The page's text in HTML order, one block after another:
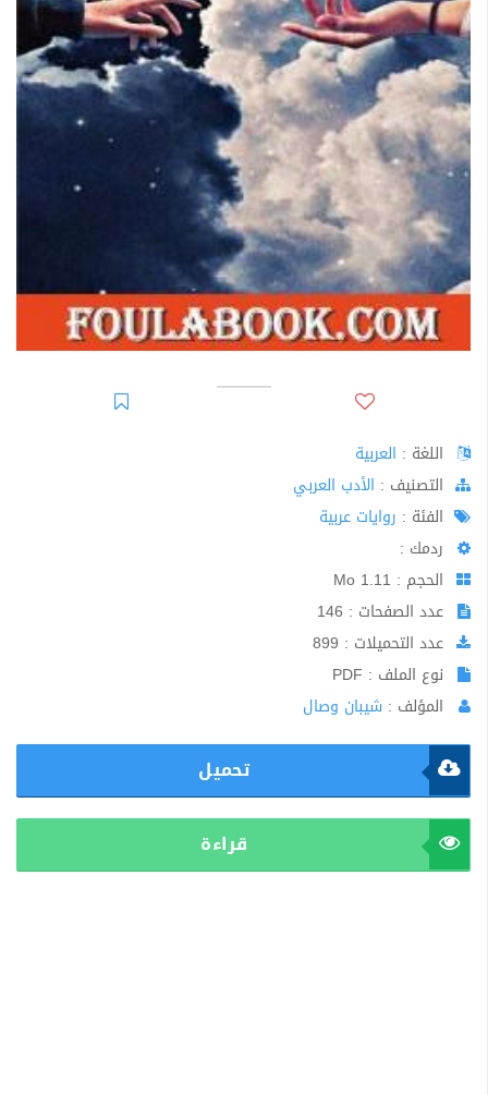
اللغة : العربية
اﻟﺘﺼﻨﻴﻒ : الأدب العربي
الفئة : روايات عربية
ردمك :
الحجم : 1.11 Mo
عدد الصفحات : 146
عدد التحميلات : 899
نوع الملف : PDF
المؤلف : شيبان وصال
تحميل
قراءة